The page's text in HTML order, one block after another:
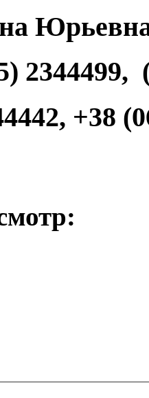
Юрьевна
2344499,
+38